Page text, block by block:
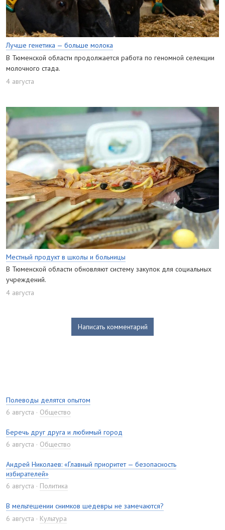
Лучше генетика — больше молока
В Тюменской области продолжается работа по геномной селекции
молочного стада.
4 августа
Местный продукт в школы и больницы
В Тюменской области обновляют систему закупок для социальных
учреждений.
4 августа
Написать комментарий
Полеводы делятся опытом
6 августа
Общество
Беречь друг друга и любимый город
6 августа
Общество
Андрей Николаев: «Главный приоритет — безопасность
избирателей»
6 августа
Политика
В мельтешении снимков шедевры не замечаются?
6 августа
Культура